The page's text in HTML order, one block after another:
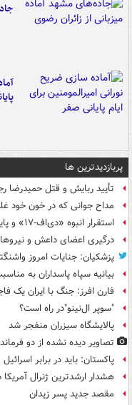
پربازدیدترین ها
تأیید ربایش و قتل حمیدرضا
مداح جوانی که در خون خود
استقرار انبوه «دی‌اف‑۱۷» و پایان عصر پدافند آمریکا +عکس
درگیری اعضای داعش و
پزشکیان: جنایات امروز
بیانیه سپاه پاسداران به
فارن افرز: جنگ با ایران یک
"سوپر ال‌نینو"در راه است؟
پالایشگاه سیزران منفجر شد
تصاویر دیده‌ نشده از دو
پاکستان: باید در برابر
هشدار ارشدترین ژنرال
مقصد جدید پسر زیدان